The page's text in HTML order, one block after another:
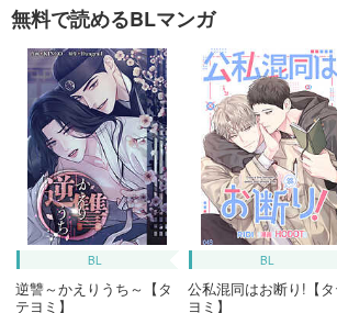
無料で読めるBLマンガ
BL
逆讐～かえりうち～【タ
テヨミ】
BL
公私混同はお断り!【
ヨミ】